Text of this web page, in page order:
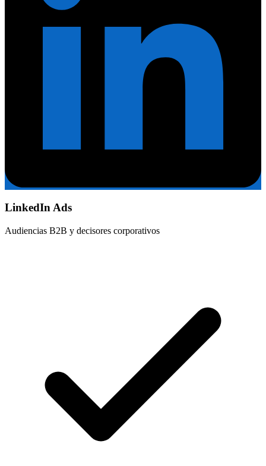
LinkedIn Ads
Audiencias B2B y decisores corporativos